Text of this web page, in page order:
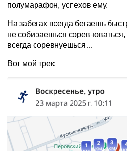
полумарафон, успехов ему.
На забегах всегда бегаешь
не собираешься соревноваться,
всегда соревнуешься…
Вот мой трек: